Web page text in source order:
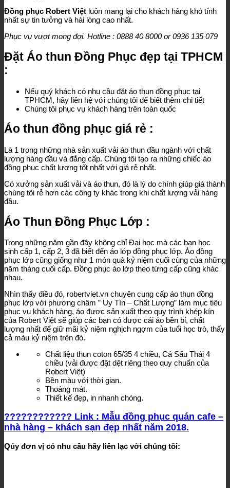
Đồng phục Robert Việt luôn mang lại cho khách hàng khó tính
nhất sự tin tưởng và hài lòng cao nhất.
Phục vụ vượt mong đợi. Hotline : 0888 40 8000 or 0936 135 079
Đặt Áo thun Đồng Phục đẹp tại TPHCM
:
Nếu quý khách có nhu cầu đặt áo thun đồng phục tại
TPHCM, hãy liên hệ với chúng tôi để biết thêm chi tiết
Chúng tôi phục vụ khách hàng trên toàn quốc
Áo thun đồng phục giá rẻ :
Là 1 trong những nhà sản xuất vải áo thun đầu ngành với chất
lượng hàng đầu và đẳng cấp. Chúng tôi tạo ra những chiếc áo
đồng phục chất lượng tốt nhất với giá rẻ nhất.
Có xưởng sản xuất vải và áo thun, đó là lý do chính giúp giá thành
chúng tôi rẻ hơn các công ty khác trong khi chất lượng vải hàng
đầu.
Áo Thun Đồng Phục Lớp :
Trong những năm gần đây không chỉ Đại học mà các bạn học
sinh cấp 1, cấp 2, 3 đã biết đến áo lớp đồng phục lớp. Áo đồng
phục lớp cũng giống như 1 món quà kỷ niệm cuối cùng của những
năm tháng cuối cấp. Đồng phục áo lớp theo từng cấp cũng khác
nhau.
Nhìn thấy điều đó, robertviet.vn chuyên cung cấp áo thun đồng
phục lớp với phương châm ” Uy Tín – Chất Lượng” làm mục tiêu
phục vụ khách hàng, áo được sản xuất theo quy trình khép kín
của Robert Việt sẽ giúp các bạn có được cái áo bền bỉ, chất
lượng nhất để giữ mãi kỷ niệm nghịch ngợm của tuổi học trò, thấy
cả màu kỷ niệm trên đó.
Chất liệu thun coton 65/35 4 chiều, Cá Sấu Thái 4
chiều (vải được đặt dệt riêng theo quy chuẩn của
Robert Việt)
Bền màu với thời gian.
Thoáng mát.
Thiết kế đẹp, in nhanh chóng.
???????????? Link : Mẫu đồng phục quán cafe –
nhà hàng – khách sạn đẹp nhất năm 2018.
Qúy đơn vị có nhu cầu hãy liên lạc với chúng tôi: